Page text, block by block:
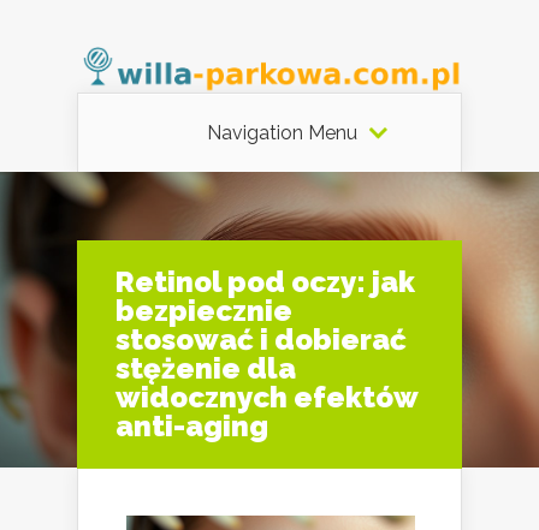
Navigation Menu
Retinol pod oczy: jak
bezpiecznie
stosować i dobierać
stężenie dla
widocznych efektów
anti-aging